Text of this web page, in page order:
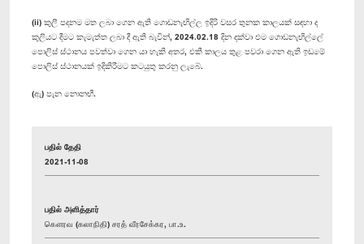
(ii) කුලී පදනම මත ලබා ගෙන ඇති ගොඩනැඟිල්ල ඉදිරි වසර තුනක කාලයක් සඳහා ද
කුලියට දීමට කැමැත්ත ලබා දී ඇති බැවින්, 2024.02.18 දින දක්වා එම ගොඩනැඟිල්ලේ
පොලිස් ස්ථානය පවත්වා ගෙන යා හැකි අතර, එකී කාලය තුළ පවරා ගෙන ඇති ඉඩමේ
පොලිස් ස්ථානයක් ඉදිකිරීමට කටයුතු කරනු ලැබේ.
(ඇ) පැන නොනඟී.
பதில் தேதி
2021-11-08
பதில் அளித்தார்
கௌரவ (கலாநிதி) சரத் வீரசேக்கர, பா.உ.